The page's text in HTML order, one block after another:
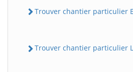
Trouver chantier particulier
Trouver chantier particulier